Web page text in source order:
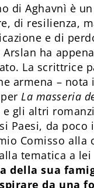
di Aghavnì è
di resilienza,
e di
ha appena
La scrittrice
armena – nota
La masseria
e gli altri
Paesi, da poco
Comisso alla
tematica a lei
della sua
da una